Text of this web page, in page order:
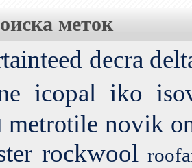
меток
decra
icopal iko
metrotile novik
rockwool